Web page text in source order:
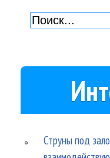
Струны под